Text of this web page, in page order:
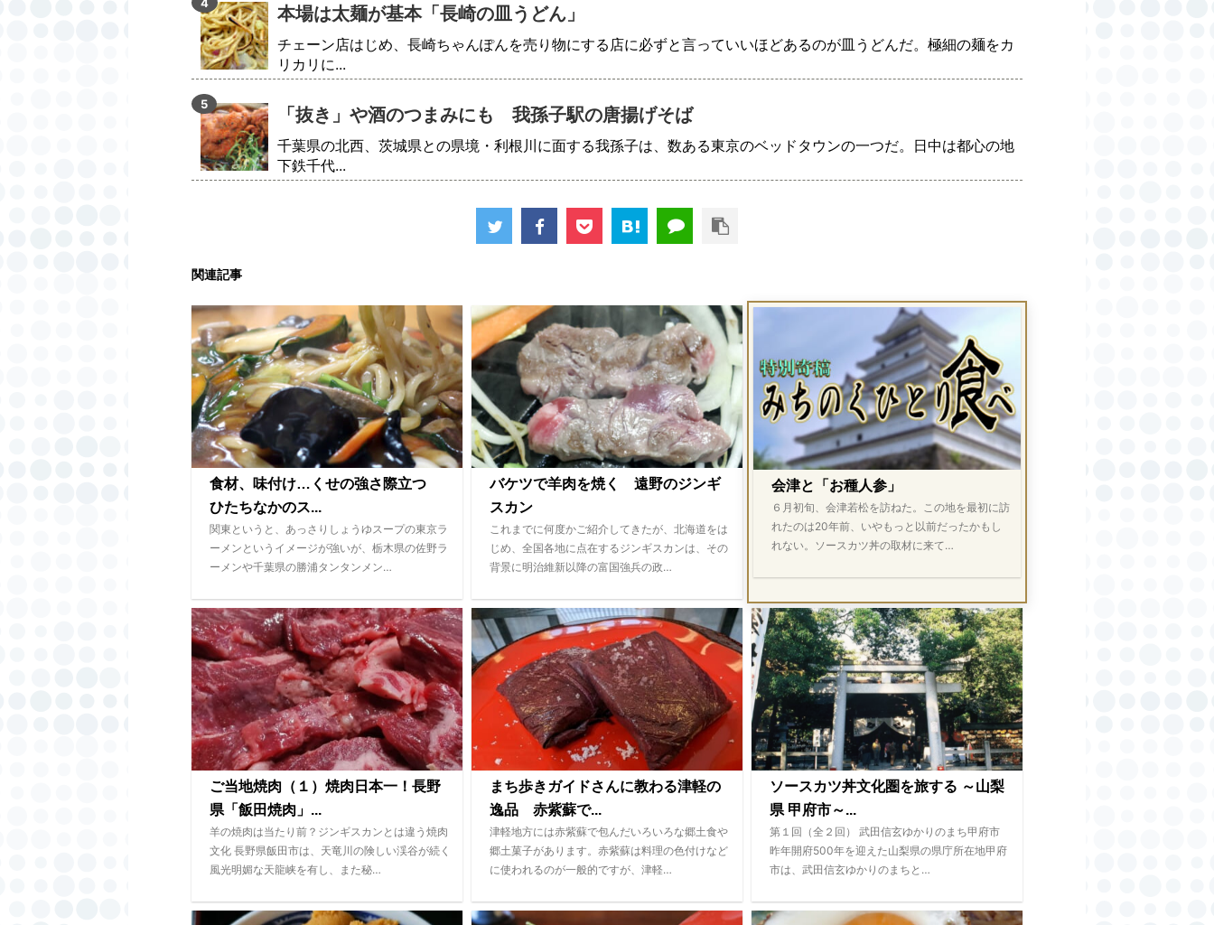
本場は太麺が基本「長崎の皿うどん」
チェーン店はじめ、長崎ちゃんぽんを売り物にする店に必ずと言っていいほどあるのが皿うどんだ。極細の麺をカ
リカリに...
「抜き」や酒のつまみにも 我孫子駅の唐揚げそば
千葉県の北西、茨城県との県境・利根川に面する我孫子は、数ある東京のベッドタウンの一つだ。日中は都心の地
下鉄千代...
関連記事
食材、味付け…くせの強さ際立つ
ひたちなかのス...
関東というと、あっさりしょうゆスープの東京ラ
ーメンというイメージが強いが、栃木県の佐野ラ
ーメンや千葉県の勝浦タンタンメン…
バケツで羊肉を焼く 遠野のジンギ
スカン
これまでに何度かご紹介してきたが、北海道をは
じめ、全国各地に点在するジンギスカンは、その
背景に明治維新以降の富国強兵の政…
会津と「お種人参」
６月初旬、会津若松を訪ねた。この地を最初に訪
れたのは20年前、いやもっと以前だったかもし
れない。ソースカツ丼の取材に来て…
ご当地焼肉（１）焼肉日本一！長野
県「飯田焼肉」...
羊の焼肉は当たり前？ジンギスカンとは違う焼肉
文化 長野県飯田市は、天竜川の険しい渓谷が続く
風光明媚な天龍峡を有し、また秘…
まち歩きガイドさんに教わる津軽の
逸品 赤紫蘇で...
津軽地方には赤紫蘇で包んだいろいろな郷土食や
郷土菓子があります。赤紫蘇は料理の色付けなど
に使われるのが一般的ですが、津軽…
ソースカツ丼文化圏を旅する ～山梨
県 甲府市～...
第１回（全２回） 武田信玄ゆかりのまち甲府市
昨年開府500年を迎えた山梨県の県庁所在地甲府
市は、武田信玄ゆかりのまちと…